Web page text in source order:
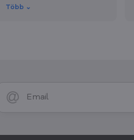
ajánlom, ráadásul egy cseh
Több ⌄